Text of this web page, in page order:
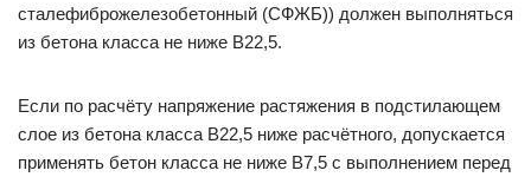
сталефиброжелезобетонный (СФЖБ)) должен выполняться
из бетона класса не ниже В22,5.
Если по расчёту напряжение растяжения в подстилающем
слое из бетона класса В22,5 ниже расчётного, допускается
применять бетон класса не ниже В7,5 с выполнением перед